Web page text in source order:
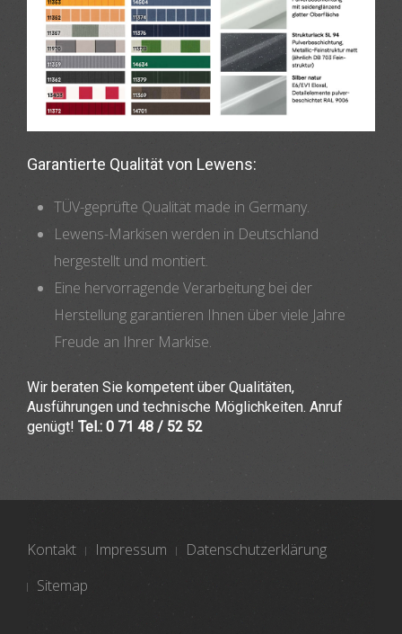
Garantierte Qualität von Lewens:
TÜV-geprüfte Qualität made in Germany.
Lewens-Markisen werden in Deutschland
hergestellt und montiert.
Eine hervorragende Verarbeitung bei der
Herstellung garantieren Ihnen über viele Jahre
Freude an Ihrer Markise.
Wir beraten Sie kompetent über Qualitäten,
Ausführungen und technische Möglichkeiten. Anruf
genügt! Tel.: 0 71 48 / 52 52
Kontakt Impressum
Datenschutzerklärung
Sitemap